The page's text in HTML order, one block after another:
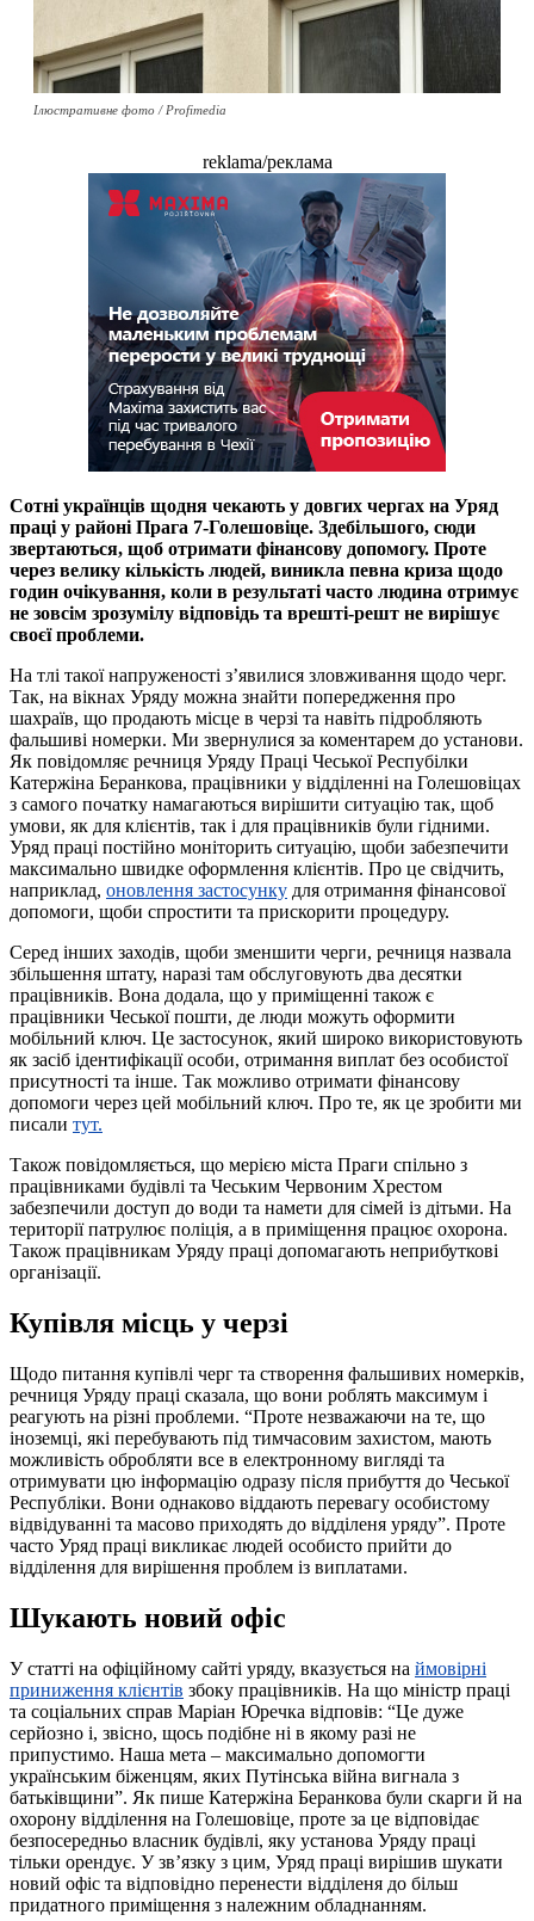
Ілюстративне фото / Profimedia
reklama/реклама
Сотні українців щодня чекають у довгих чергах на Уряд
праці у районі Прага 7-Голешовіце. Здебільшого, сюди
звертаються, щоб отримати фінансову допомогу. Проте
через велику кількість людей, виникла певна криза щодо
годин очікування, коли в результаті часто людина отримує
не зовсім зрозумілу відповідь та врешті-решт не вирішує
своєї проблеми.
На тлі такої напруженості з’явилися зловживання щодо черг.
Так, на вікнах Уряду можна знайти попередження про
шахраїв, що продають місце в черзі та навіть підробляють
фальшиві номерки. Ми звернулися за коментарем до установи.
Як повідомляє речниця Уряду Праці Чеської Респубілки
Катержіна Беранкова, працівники у відділенні на Голешовіцах
з самого початку намагаються вирішити ситуацію так, щоб
умови, як для клієнтів, так і для працівників були гідними.
Уряд праці постійно моніторить ситуацію, щоби забезпечити
максимально швидке оформлення клієнтів. Про це свідчить,
наприклад, оновлення застосунку для отримання фінансової
допомоги, щоби спростити та прискорити процедуру.
Серед інших заходів, щоби зменшити черги, речниця назвала
збільшення штату, наразі там обслуговують два десятки
працівників. Вона додала, що у приміщенні також є
працівники Чеської пошти, де люди можуть оформити
мобільний ключ. Це застосунок, який широко використовують
як засіб ідентифікації особи, отримання виплат без особистої
присутності та інше. Так можливо отримати фінансову
допомоги через цей мобільний ключ. Про те, як це зробити ми
писали тут.
Також повідомляється, що мерією міста Праги спільно з
працівниками будівлі та Чеським Червоним Хрестом
забезпечили доступ до води та намети для сімей із дітьми. На
території патрулює поліція, а в приміщення працює охорона.
Також працівникам Уряду праці допомагають неприбуткові
організації.
Купівля місць у черзі
Щодо питання купівлі черг та створення фальшивих номерків,
речниця Уряду праці сказала, що вони роблять максимум і
реагують на різні проблеми. “Проте незважаючи на те, що
іноземці, які перебувають під тимчасовим захистом, мають
можливість обробляти все в електронному вигляді та
отримувати цю інформацію одразу після прибуття до Чеської
Республіки. Вони однаково віддають перевагу особистому
відвідуванні та масово приходять до відділеня уряду”. Проте
часто Уряд праці викликає людей особисто прийти до
відділення для вирішення проблем із виплатами.
Шукають новий офіс
У статті на офіційному сайті уряду, вказується на ймовірні
приниження клієнтів збоку працівників. На що міністр праці
та соціальних справ Маріан Юречка відповів: “Це дуже
серйозно і, звісно, ​​щось подібне ні в якому разі не
припустимо. Наша мета – максимально допомогти
українським біженцям, яких Путінська війна вигнала з
батьківщини”. Як пише Катержіна Беранкова були скарги й на
охорону відділення на Голешовіце, проте за це відповідає
безпосередньо власник будівлі, яку установа Уряду праці
тільки орендує. У зв’язку з цим, Уряд праці вирішив шукати
новий офіс та відповідно перенести відділеня до більш
придатного приміщення з належним обладнанням.